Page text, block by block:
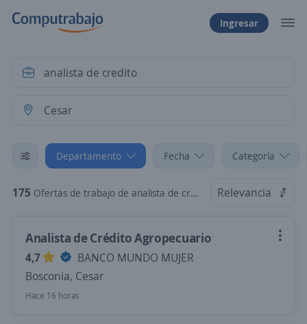
Ingresar
Departamento Fecha Categoría
175 Ofertas de trabajo de analista de credito en Cesar Relevancia
Analista de Crédito Agropecuario
4,7
BANCO MUNDO MUJER
Bosconia, Cesar
Hace 16 horas